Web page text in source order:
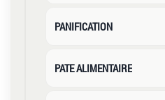
PANIFICATION
PATE ALIMENTAIRE